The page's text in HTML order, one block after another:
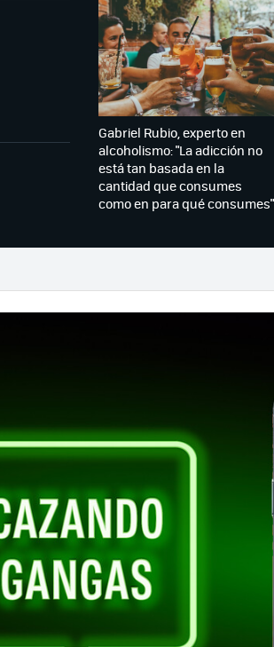
Gabriel Rubio, experto en
alcoholismo: "La adicción no
está tan basada en la
cantidad que consumes
como en para qué consumes"